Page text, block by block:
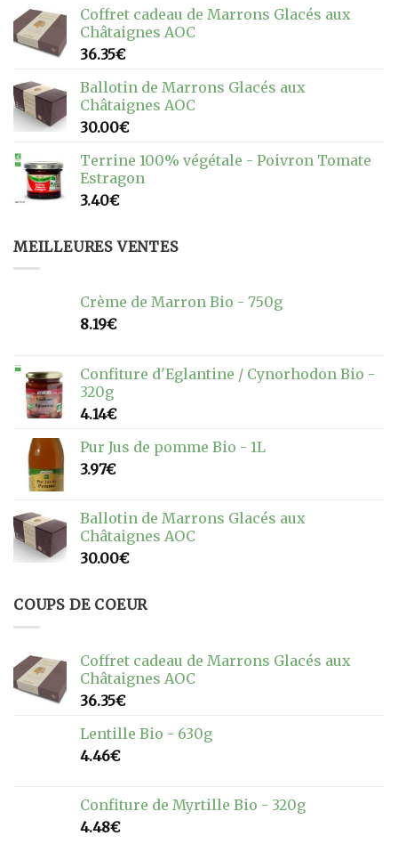
Coffret cadeau de Marrons Glacés aux
Châtaignes AOC
36.35€
Ballotin de Marrons Glacés aux
Châtaignes AOC
30.00€
Terrine 100% végétale - Poivron Tomate
Estragon
3.40€
MEILLEURES VENTES
Crème de Marron Bio - 750g
8.19€
Confiture d'Eglantine / Cynorhodon Bio -
320g
4.14€
Pur Jus de pomme Bio - 1L
3.97€
Ballotin de Marrons Glacés aux
Châtaignes AOC
30.00€
COUPS DE COEUR
Coffret cadeau de Marrons Glacés aux
Châtaignes AOC
36.35€
Lentille Bio - 630g
4.46€
Confiture de Myrtille Bio - 320g
4.48€